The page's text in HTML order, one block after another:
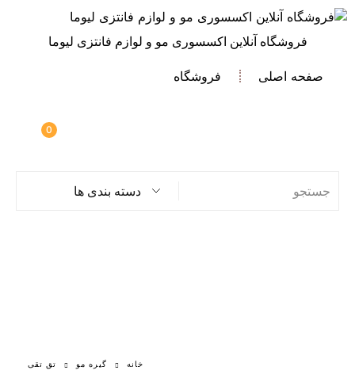
فروشگاه آنلاین اکسسوری مو و لوازم فانتزی لیوما
صفحه اصلی فروشگاه
0
دسته بندی ها
خانه گیره مو تق تقی